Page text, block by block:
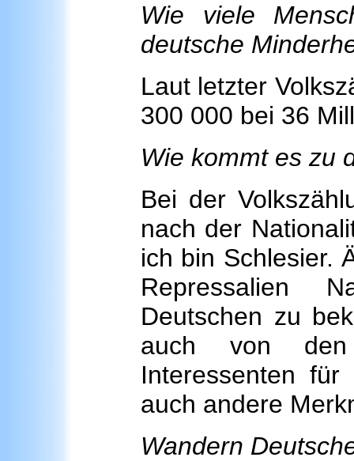
Wie viele
deutsche
Laut letzter
300 000 bei 36
Wie kommt es zu
Bei der
nach der
ich bin Schlesier.
Repressalien
Deutschen zu
auch von
Interessenten
auch andere
Wandern